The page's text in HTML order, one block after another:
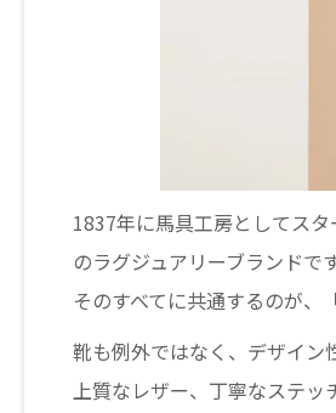
1837年に馬具工房としてス
のラグジュアリーブランドです
そのすべてに共通するのが、
靴も例外ではなく、デザイン
上質なレザー、丁寧なステ